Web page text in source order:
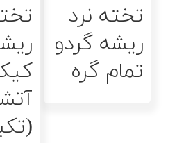
تخته نرد
ریشه گردو
تمام گره